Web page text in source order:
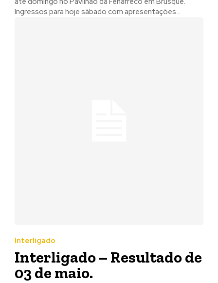
Ingressos para hoje sábado com apresentações...
Interligado
Interligado – Resultado de
03 de maio.